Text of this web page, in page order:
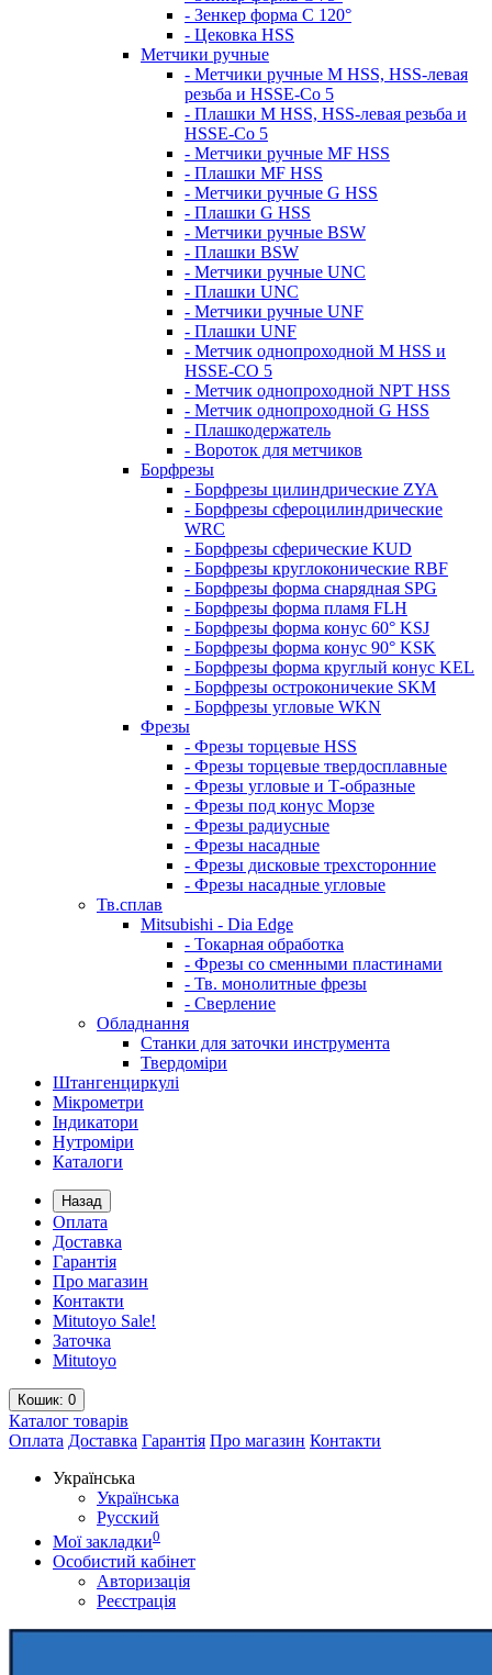
- Зенкер форма С 120°
- Цековка HSS
Метчики ручные
- Метчики ручные M HSS, HSS-левая
резьба и HSSE-Co 5
- Плашки M HSS, HSS-левая резьба и
HSSE-Co 5
- Метчики ручные MF HSS
- Плашки MF HSS
- Метчики ручные G HSS
- Плашки G HSS
- Метчики ручные BSW
- Плашки BSW
- Метчики ручные UNC
- Плашки UNC
- Метчики ручные UNF
- Плашки UNF
- Метчик однопроходной M HSS и
HSSE-CO 5
- Метчик однопроходной NPT HSS
- Метчик однопроходной G HSS
- Плашкодержатель
- Вороток для метчиков
Борфрезы
- Борфрезы цилиндрические ZYA
- Борфрезы сфероцилиндрические
WRC
- Борфрезы сферические KUD
- Борфрезы круглоконические RBF
- Борфрезы форма снарядная SPG
- Борфрезы форма пламя FLH
- Борфрезы форма конус 60° KSJ
- Борфрезы форма конус 90° KSK
- Борфрезы форма круглый конус KEL
- Борфрезы остроконичекие SKM
- Борфрезы угловые WKN
Фрезы
- Фрезы торцевые HSS
- Фрезы торцевые твердосплавные
- Фрезы угловые и Т-образные
- Фрезы под конус Морзе
- Фрезы радиусные
- Фрезы насадные
- Фрезы дисковые трехсторонние
- Фрезы насадные угловые
Тв.сплав
Mitsubishi - Dia Edge
- Токарная обработка
- Фрезы со сменными пластинами
- Тв. монолитные фрезы
- Сверление
Обладнання
Станки для заточки инструмента
Твердоміри
Штангенциркулі
Мікрометри
Індикатори
Нутроміри
Каталоги
Назад
Оплата
Доставка
Гарантія
Про магазин
Контакти
Mitutoyo Sale!
Заточка
Mitutoyo
Кошик: 0
Каталог товарів
Оплата Доставка Гарантія Про магазин Контакти
Українська
Українська
Русский
Мої закладки0
Особистий кабінет
Авторизація
Реєстрація